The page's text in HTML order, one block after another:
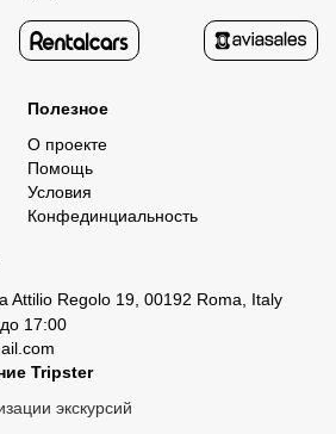
Полезное
О проекте
Помощь
Условия
Конфединциальность
Attilio Regolo 19, 00192 Roma, Italy
17:00
Tripster
экскурсий